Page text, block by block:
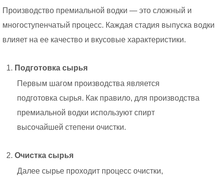
Производство премиальной водки — это сложный и
многоступенчатый процесс. Каждая стадия выпуска водки
влияет на ее качество и вкусовые характеристики.
Подготовка сырья
Первым шагом производства является
подготовка сырья. Как правило, для производства
премиальной водки используют спирт
высочайшей степени очистки.
Очистка сырья
Далее сырье проходит процесс очистки,